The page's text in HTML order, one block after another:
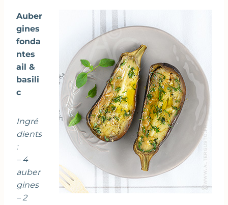
Auber
gines
fonda
ntes
ail &
basili
c
Ingré
dients
:
– 4
auber
gines
– 2